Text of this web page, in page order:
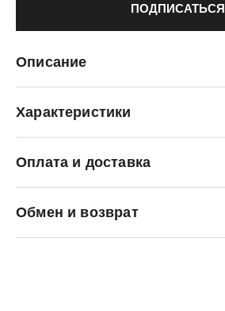
ПОДПИСАТЬСЯ
Описание
Характеристики
Оплата и доставка
Обмен и возврат